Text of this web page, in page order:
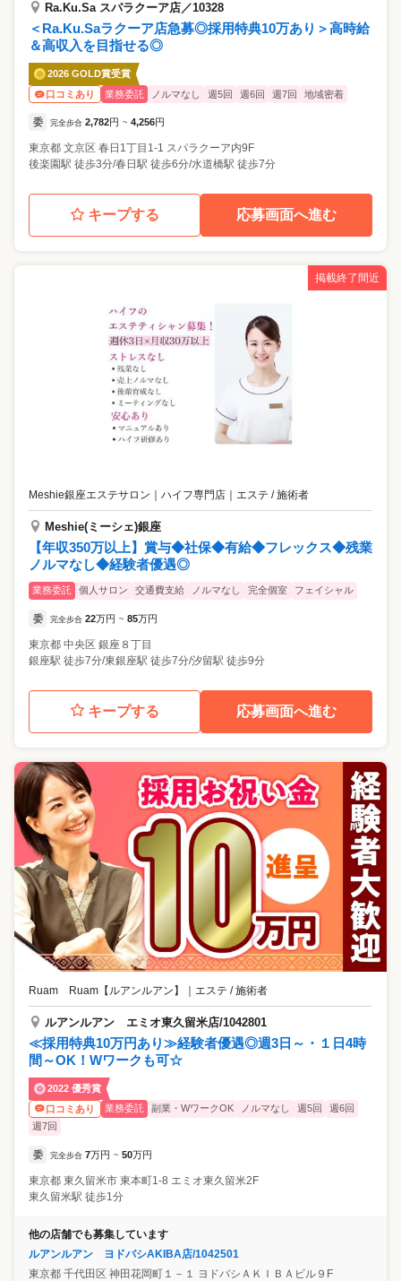
Ra.Ku.Sa スパラクーア店／10328
＜Ra.Ku.Saラクーア店急募◎採用特典10万あり＞高時給
＆高収入を目指せる◎
2026 GOLD賞受賞
口コミあり
業務委託 ノルマなし 週5回 週6回 週7回 地域密着
委 完全歩合 2,782円 ~ 4,256円
東京都 文京区 春日1丁目1-1 スパラクーア内9F
後楽園駅 徒歩3分/春日駅 徒歩6分/水道橋駅 徒歩7分
キープする 応募画面へ進む
掲載終了間近
Meshie銀座エステサロン｜ハイフ専門店 ｜ エステ / 施術者
Meshie(ミーシェ)銀座
【年収350万以上】賞与◆社保◆有給◆フレックス◆残業
ノルマなし◆経験者優遇◎
業務委託 個人サロン 交通費支給 ノルマなし 完全個室 フェイシャル
委 完全歩合 22万円 ~ 85万円
東京都 中央区 銀座８丁目
銀座駅 徒歩7分/東銀座駅 徒歩7分/汐留駅 徒歩9分
キープする 応募画面へ進む
Ruam Ruam【ルアンルアン】 ｜ エステ / 施術者
ルアンルアン エミオ東久留米店/1042801
≪採用特典10万円あり≫経験者優遇◎週3日～・１日4時
間～OK！Wワークも可☆
2022 優秀賞
口コミあり
業務委託 副業・WワークOK ノルマなし 週5回
週6回
週7回
委 完全歩合 7万円 ~ 50万円
東京都 東久留米市 東本町1-8 エミオ東久留米2F
東久留米駅 徒歩1分
他の店舗でも募集しています
ルアンルアン ヨドバシAKIBA店/1042501
東京都 千代田区 神田花岡町１－１ ヨドバシＡＫＩＢＡビル９F